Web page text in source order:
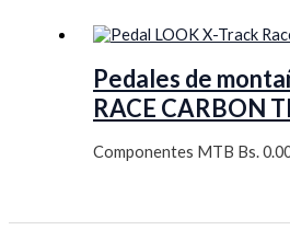
Pedales de
RACE CARBON
Componentes MTB Bs.